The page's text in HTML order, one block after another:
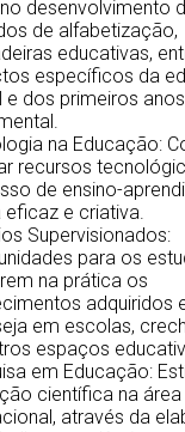
desenvolvimento
de alfabetização,
educativas,
específicos da
e dos primeiros
na Educação:
recursos
de ensino-
e criativa.
Supervisionados:
para os
na prática os
adquiridos
em escolas,
espaços
em Educação:
científica na área
através da